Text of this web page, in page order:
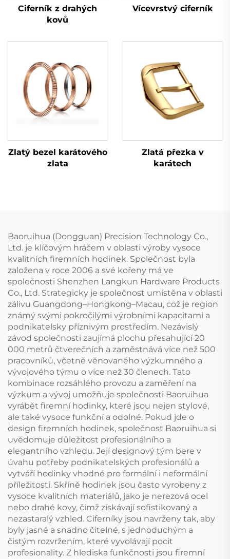
Ciferník z drahých
kovů
Vícevrstvý ciferník
Zlatý bezel karátového
zlata
Zlatá přezka v
karátech
Baoruihua (Dongguan) Precision Technology Co.,
Ltd. je klíčovým hráčem v oblasti výroby vysoce
kvalitních firemních hodinek. Společnost byla
založena v roce 2006 a své kořeny má ve
společnosti Shenzhen Langkun Hardware Products
Co., Ltd. Strategicky je společnost umístěna v oblasti
zálivu Guangdong–Hongkong–Macau, což je region
známý svými pokročilými výrobními kapacitami a
podnikatelsky příznivým prostředím. Nezávislý
závod společnosti zaujímá plochu přesahující 20
000 metrů čtverečních a zaměstnává více než 500
pracovníků, včetně věnovaného výzkumného a
vývojového týmu o více než 30 členech. Tato
kombinace rozsáhlého provozu a zaměření na
výzkum a vývoj umožňuje společnosti Baoruihua
vyrábět firemní hodinky, které jsou nejen stylové,
ale také vysoce funkční a odolné. Pokud jde o
design firemních hodinek, společnost Baoruihua si
uvědomuje důležitost profesionálního a
elegantního vzhledu. Její designový tým bere v
úvahu potřeby podnikatelských profesionálů a
vytváří hodinky vhodné pro formální i neformální
příležitosti. Skříně hodinek jsou často vyrobeny z
vysoce kvalitních materiálů, jako je nerezová ocel
nebo drahé kovy, čímž získávají sofistikovaný a
nezastaralý vzhled. Ciferníky jsou navrženy tak, aby
byly jasné a snadno čitelné, s jednoduchým a
čistým rozvržením, které vyvolávají pocit
profesionality. Z hlediska funkčnosti jsou firemní